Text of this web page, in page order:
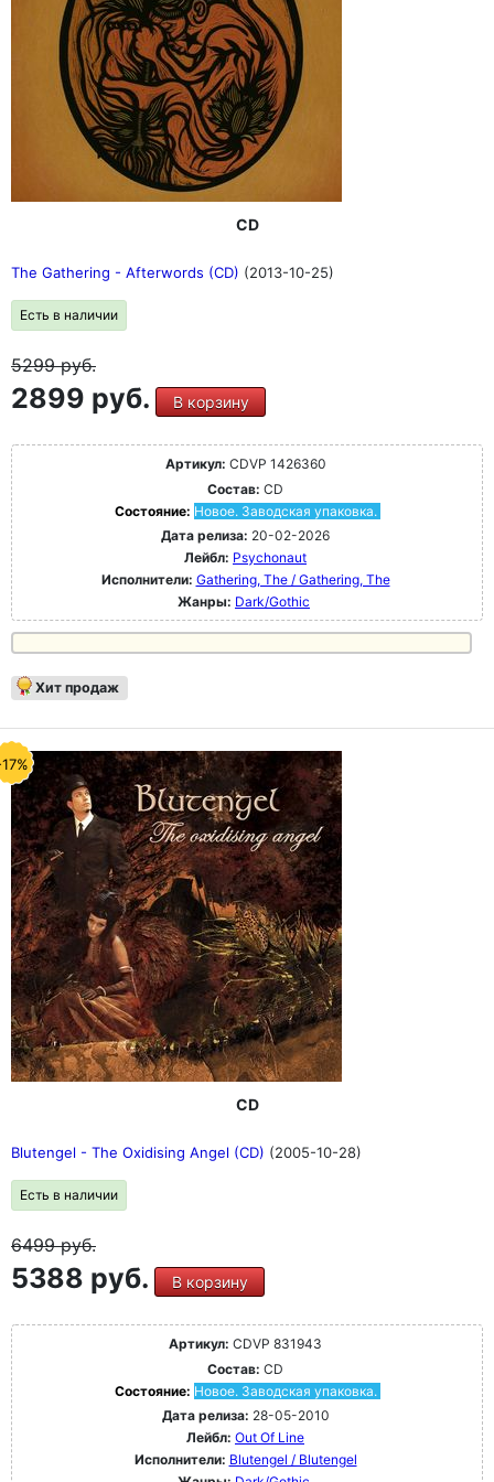
CD
The Gathering - Afterwords (CD) (2013-10-25)
Есть в наличии
5299руб.
2899 руб. В корзину
Артикул: CDVP 1426360
Состав: CD
Состояние: Новое. Заводская упаковка.
Дата релиза: 20-02-2026
Лейбл: Psychonaut
Исполнители: Gathering, The / Gathering, The
Жанры: Dark/Gothic
Хит продаж
CD
Blutengel - The Oxidising Angel (CD) (2005-10-28)
Есть в наличии
6499руб.
5388 руб. В корзину
Артикул: CDVP 831943
Состав: CD
Состояние: Новое. Заводская упаковка.
Дата релиза: 28-05-2010
Лейбл: Out Of Line
Исполнители: Blutengel / Blutengel